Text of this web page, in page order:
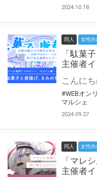
2024.10.18
同人 女性向
「駄菓
主催者
#WEBオン
マルシェ
2024.09.27
同人 女性向
「マレ
主催者